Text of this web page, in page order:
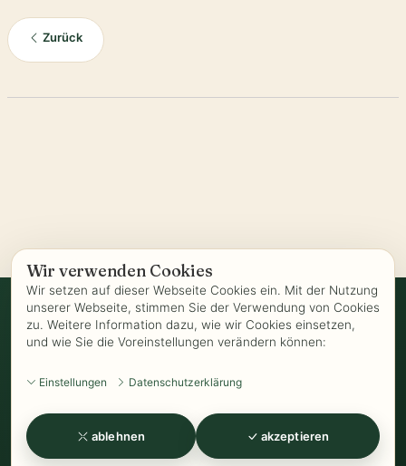
Wir verwenden Cookies
Wir setzen auf dieser Webseite Cookies ein. Mit der Nutzung
unserer Webseite, stimmen Sie der Verwendung von Cookies
zu. Weitere Information dazu, wie wir Cookies einsetzen,
und wie Sie die Voreinstellungen verändern können:
Einstellungen Datenschutzerklärung
ablehnen akzeptieren
Zurück
Vertrag widerrufen
AGB Biozertifizierung - Datenschutz
Widerrufsformular-Zahlung
www.Kathrins-Teeladen.de -www.Kathrins-Teeshop.de